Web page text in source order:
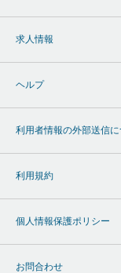
求人情報
ヘルプ
利用者情報の外部送信に
利用規約
個人情報保護ポリシー
お問合わせ